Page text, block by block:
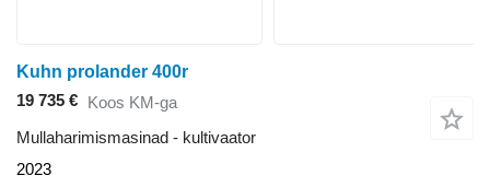
Kuhn prolander 400r
19 735 € Koos KM-ga
Mullaharimismasinad - kultivaator
2023